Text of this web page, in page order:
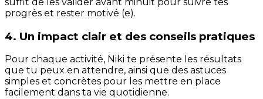
progrès et rester motivé (e).
4. Un impact clair et des conseils pratiques
Pour chaque activité, Niki te présente les résultats
que tu peux en attendre, ainsi que des astuces
simples et concrètes pour les mettre en place
facilement dans ta vie quotidienne.